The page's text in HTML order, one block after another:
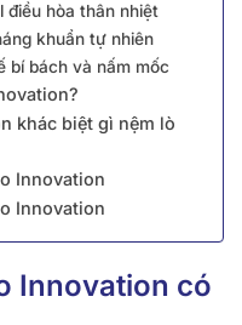
điều hòa thân nhiệt
khuẩn tự nhiên
bí bách và nấm mốc
khác biệt gì nệm lò
Innovation
Innovation
Innovation có